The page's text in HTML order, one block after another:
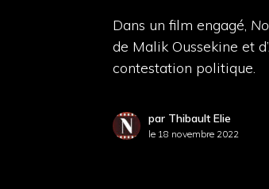
Dans un film engagé,
de Malik Oussekine et
contestation politique.
par Thibault Elie
le 18 novembre 2022